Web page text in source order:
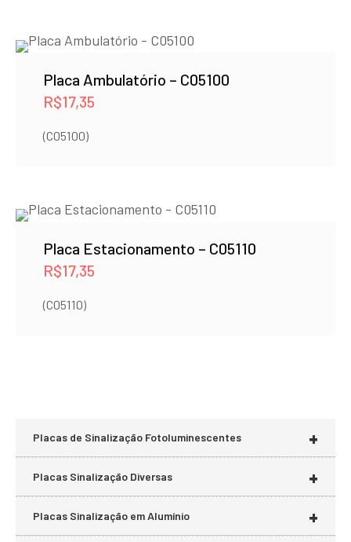
Placa Ambulatório – C05100
R$17,35
(C05100)
Placa Estacionamento – C05110
R$17,35
(C05110)
+
Placas de Sinalização Fotoluminescentes
+
Placas Sinalização Diversas
+
Placas Sinalização em Alumínio